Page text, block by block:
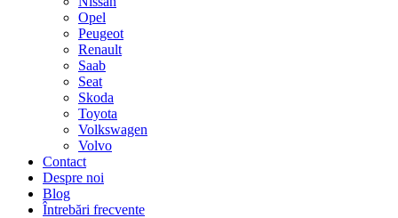
Opel
Peugeot
Renault
Saab
Seat
Skoda
Toyota
Volkswagen
Volvo
Contact
Despre noi
Blog
Întrebări frecvente